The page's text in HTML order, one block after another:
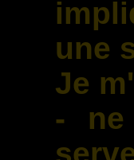
une
Je
- ne